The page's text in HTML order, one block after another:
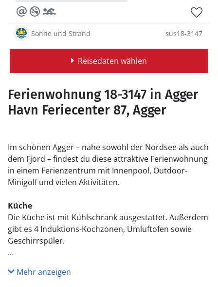
Sonne und Strand sus18-3147
Reisedaten wählen
Ferienwohnung 18-3147 in Agger
Havn Feriecenter 87, Agger
Im schönen Agger – nahe sowohl der Nordsee als auch
dem Fjord – findest du diese attraktive Ferienwohnung
in einem Ferienzentrum mit Innenpool, Outdoor-
Minigolf und vielen Aktivitäten.
Küche
Die Küche ist mit Kühlschrank ausgestattet. Außerdem
gibt es 4 Induktions-Kochzonen, Umluftofen sowie
Geschirrspüler.
Mehr anzeigen